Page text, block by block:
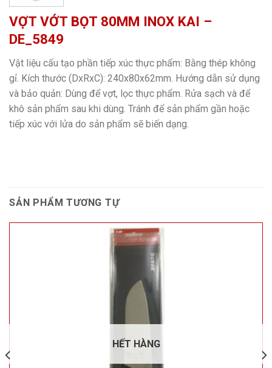
VỢT VỚT BỌT 80MM INOX KAI –
DE_5849
Vật liệu cấu tạo phần tiếp xúc thực phẩm: Bằng thép không
gỉ. Kích thước (DxRxC): 240x80x62mm. Hướng dẫn sử dụng
và bảo quản: Dùng để vợt, lọc thực phẩm. Rửa sạch và để
khô sản phẩm sau khi dùng. Tránh để sản phẩm gần hoặc
tiếp xúc với lửa do sản phẩm sẽ biến dạng.
SẢN PHẨM TƯƠNG TỰ
HẾT HÀNG